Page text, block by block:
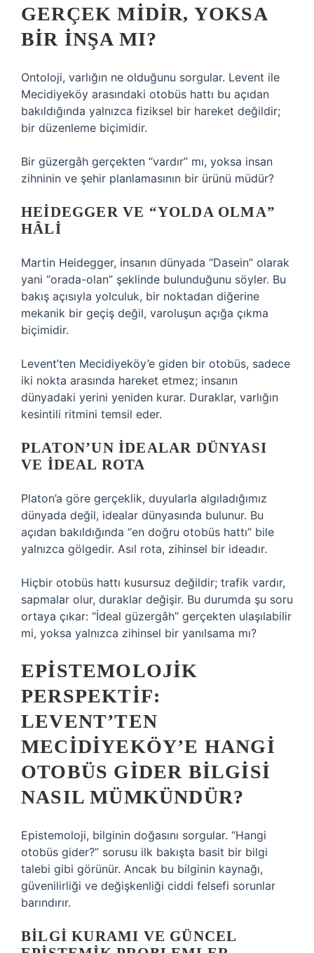
GERÇEK MIDIR, YOKSA
BIR İNŞA MI?
Ontoloji, varlığın ne olduğunu sorgular. Levent ile
Mecidiyeköy arasındaki otobüs hattı bu açıdan
bakıldığında yalnızca fiziksel bir hareket değildir;
bir düzenleme biçimidir.
Bir güzergâh gerçekten “vardır” mı, yoksa insan
zihninin ve şehir planlamasının bir ürünü müdür?
HEIDEGGER VE “YOLDA OLMA”
HÂLI
Martin Heidegger, insanın dünyada “Dasein” olarak
yani “orada-olan” şeklinde bulunduğunu söyler. Bu
bakış açısıyla yolculuk, bir noktadan diğerine
mekanik bir geçiş değil, varoluşun açığa çıkma
biçimidir.
Levent’ten Mecidiyeköy’e giden bir otobüs, sadece
iki nokta arasında hareket etmez; insanın
dünyadaki yerini yeniden kurar. Duraklar, varlığın
kesintili ritmini temsil eder.
PLATON’UN İDEALAR DÜNYASI
VE İDEAL ROTA
Platon’a göre gerçeklik, duyularla algıladığımız
dünyada değil, idealar dünyasında bulunur. Bu
açıdan bakıldığında “en doğru otobüs hattı” bile
yalnızca gölgedir. Asıl rota, zihinsel bir ideadır.
Hiçbir otobüs hattı kusursuz değildir; trafik vardır,
sapmalar olur, duraklar değişir. Bu durumda şu soru
ortaya çıkar: “İdeal güzergâh” gerçekten ulaşılabilir
mi, yoksa yalnızca zihinsel bir yanılsama mı?
EPISTEMOLOJIK
PERSPEKTIF:
LEVENT’TEN
MECIDIYEKÖY’E HANGI
OTOBÜS GIDER BILGISI
NASIL MÜMKÜNDÜR?
Epistemoloji, bilginin doğasını sorgular. “Hangi
otobüs gider?” sorusu ilk bakışta basit bir bilgi
talebi gibi görünür. Ancak bu bilginin kaynağı,
güvenilirliği ve değişkenliği ciddi felsefi sorunlar
barındırır.
BILGI KURAMI VE GÜNCEL